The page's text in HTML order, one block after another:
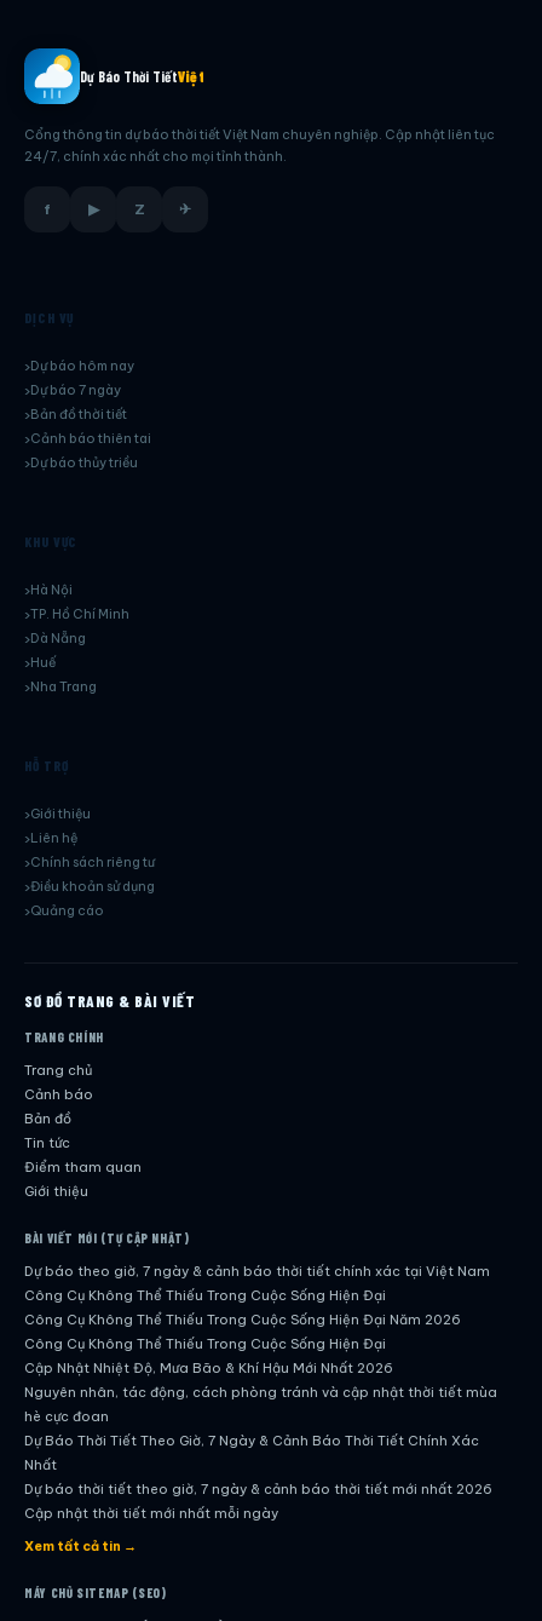
Dự Báo Thời TiếtViệt
Cổng thông tin dự báo thời tiết Việt Nam chuyên nghiệp. Cập nhật liên tục
24/7, chính xác nhất cho mọi tỉnh thành.
f ▶ Z ✈
DỊCH VỤ
Dự báo hôm nay
Dự báo 7 ngày
Bản đồ thời tiết
Cảnh báo thiên tai
Dự báo thủy triều
KHU VỰC
Hà Nội
TP. Hồ Chí Minh
Dà Nẵng
Huế
Nha Trang
HỖ TRỢ
Giới thiệu
Liên hệ
Chính sách riêng tư
Điều khoản sử dụng
Quảng cáo
SƠ ĐỒ TRANG & BÀI VIẾT
TRANG CHÍNH
Trang chủ
Cảnh báo
Bản đồ
Tin tức
Điểm tham quan
Giới thiệu
BÀI VIẾT MỚI (TỰ CẬP NHẬT)
Dự báo theo giờ, 7 ngày & cảnh báo thời tiết chính xác tại Việt Nam
Công Cụ Không Thể Thiếu Trong Cuộc Sống Hiện Đại
Công Cụ Không Thể Thiếu Trong Cuộc Sống Hiện Đại Năm 2026
Công Cụ Không Thể Thiếu Trong Cuộc Sống Hiện Đại
Cập Nhật Nhiệt Độ, Mưa Bão & Khí Hậu Mới Nhất 2026
Nguyên nhân, tác động, cách phòng tránh và cập nhật thời tiết mùa
hè cực đoan
Dự Báo Thời Tiết Theo Giờ, 7 Ngày & Cảnh Báo Thời Tiết Chính Xác
Nhất
Dự báo thời tiết theo giờ, 7 ngày & cảnh báo thời tiết mới nhất 2026
Cập nhật thời tiết mới nhất mỗi ngày
Hướng dẫn đầy đủ về dự báo thời tiết hiện đại
Dự Báo Thời Tiết Theo Giờ, 7 Ngày & Cảnh Báo Thời Tiết Chính Xác
Xem tất cả tin →
MÁY CHỦ SITEMAP (SEO)